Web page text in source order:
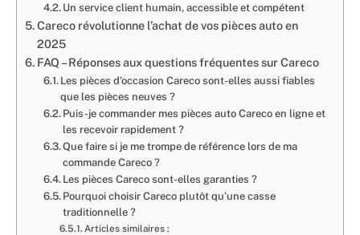
Un service client humain, accessible et compétent
Careco révolutionne l’achat de vos pièces auto en
2025
FAQ – Réponses aux questions fréquentes sur Careco
Les pièces d’occasion Careco sont-elles aussi fiables
que les pièces neuves ?
Puis-je commander mes pièces auto Careco en ligne et
les recevoir rapidement ?
Que faire si je me trompe de référence lors de ma
commande Careco ?
Les pièces Careco sont-elles garanties ?
Pourquoi choisir Careco plutôt qu’une casse
traditionnelle ?
Articles similaires :